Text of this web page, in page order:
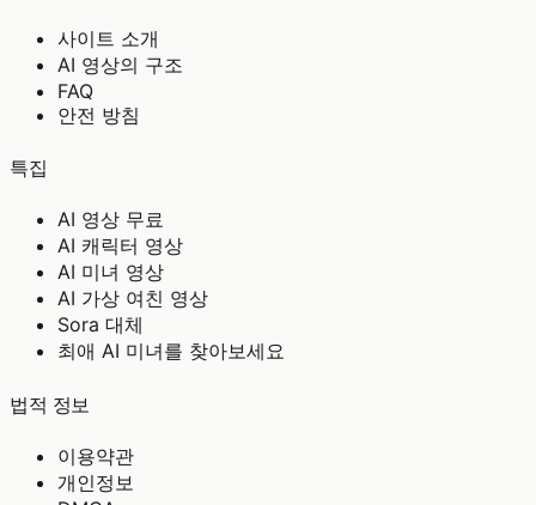
사이트 소개
AI 영상의 구조
FAQ
안전 방침
특집
AI 영상 무료
AI 캐릭터 영상
AI 미녀 영상
AI 가상 여친 영상
Sora 대체
최애 AI 미녀를 찾아보세요
법적 정보
이용약관
개인정보